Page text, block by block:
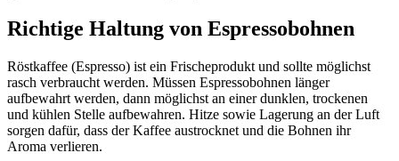
Richtige Haltung von Espressobohnen
Röstkaffee (Espresso) ist ein Frischeprodukt und sollte möglichst
rasch verbraucht werden. Müssen Espressobohnen länger
aufbewahrt werden, dann möglichst an einer dunklen, trockenen
und kühlen Stelle aufbewahren. Hitze sowie Lagerung an der Luft
sorgen dafür, dass der Kaffee austrocknet und die Bohnen ihr
Aroma verlieren.